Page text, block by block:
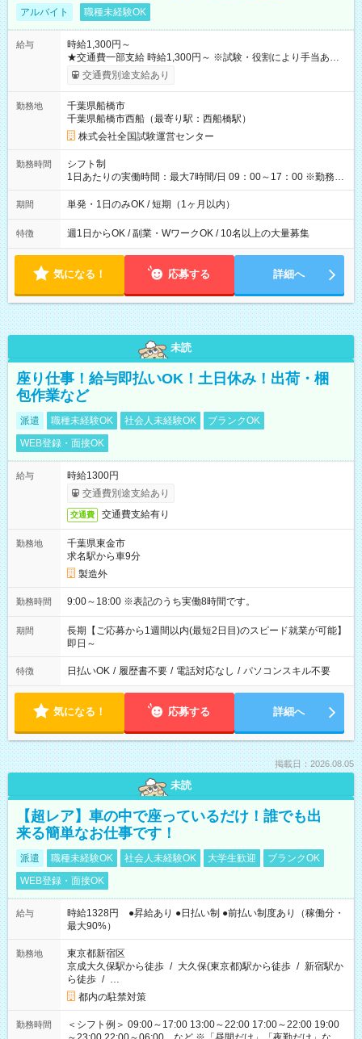
アルバイト 職種未経験OK
給与
時給1,300円～
★交通費一部支給 時給1,300円～ ※試験・役割により手当あり
※勤務回数により昇給あり 【即給（前払い）オプションあ
り！】 希望される場合、勤務から1週間ほどで給与の一部を受け
例】 ・河合塾模擬試験 8:30～17:30（休憩1時間） 時給1,300円
×8時間＝日収10,400円＋交通費 ※当日の役割により時給＋100
円の場合あり ・国家試験 7:00～13:30（休憩なし） 時給1,300
円（役割手当＋100円）×6時間＝日収8,400円＋交通費 【試用期
間】試用期間なし
交通費別途支給あり
勤務地
千葉県船橋市
千葉県船橋市西船（最寄り駅：西船橋駅）
株式会社全国試験運営センター
勤務時間
シフト制
1日あたりの実働時間：最大7時間/日 09：00～17：00 ※勤務時
間は 試験により異なります。
期間 単発・1日のみOK / 短期（1ヶ月以内）
特徴 週1日からOK / 副業・WワークOK / 10名以上の大量募集
気になる！ 応募する 詳細へ
未読
座り仕事！給与即払いOK！土日休み！出荷・梱
包作業など
派遣 職種未経験OK 社会人未経験OK
ブランクOK
WEB登録・面接OK
給与
時給1300円
交通費別途支給あり
交通費 交通費支給有り
勤務地
千葉県東金市
求名駅から車9分
製造外
勤務時間 9:00～18:00 ※表記のうち実働8時間です。
期間
長期【ご応募から1週間以内(最短2日目)のスピード就業が可能】
即日～
特徴 日払いOK / 履歴書不要 / 電話対応なし / パソコンスキル不要
気になる！ 応募する 詳細へ
掲載日：2026.08.05
未読
【超レア】車の中で座っているだけ！誰でも出
来る簡単なお仕事です！
派遣 職種未経験OK 社会人未経験OK 大学生歓迎
ブランクOK
WEB登録・面接OK
給与
時給1328円 ●昇給あり ●日払い制 ●前払い制度あり（稼働分・
最大90%）
勤務地
東京都新宿区
京成大久保駅から徒歩 / 大久保(東京都)駅から徒歩 / 新宿駅か
ら徒歩 / …
都内の駐禁対策
勤務時間
＜シフト例＞ 09:00～17:00 13:00～22:00 17:00～22:00 19:00